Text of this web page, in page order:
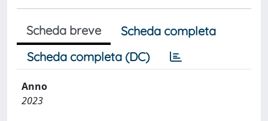
Scheda breve
Scheda completa
Scheda completa (DC)
Anno
2023